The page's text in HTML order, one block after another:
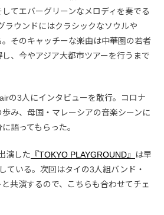
てエバーグリーンなメロディを奏でる
ラウンドにはクラシックなソウルや
そのキャッチーな楽曲は中華圏の若者
、今やアジア大都市ツアーを行うまで
の3人にインタビューを敢行。コロナ
み、母国・マレーシアの音楽シーンに
語ってもらった。
演した 『TOKYO PLAYGROUND』
は早
ている。次回はタイの3人組バンド・
共演するので、こちらも合わせてチェ